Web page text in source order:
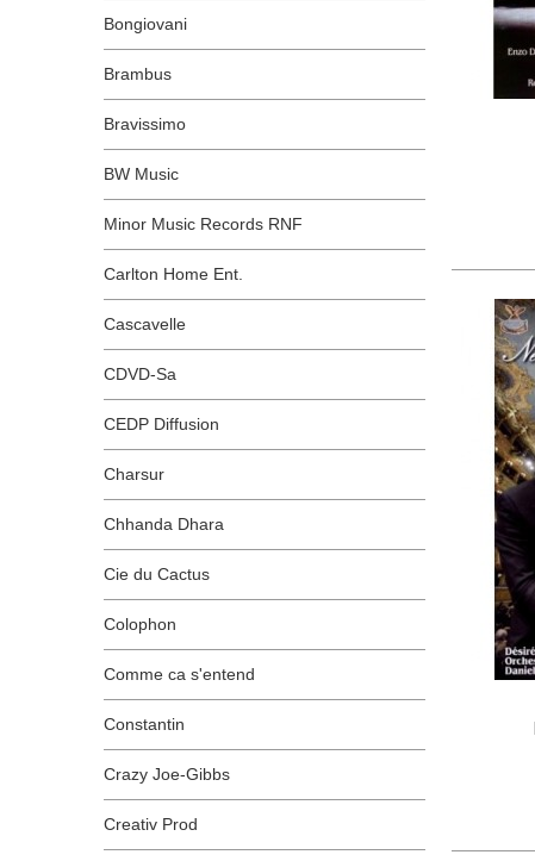
Bongiovani
Brambus
Bravissimo
BW Music
Minor Music Records RNF
Carlton Home Ent.
Cascavelle
CDVD-Sa
CEDP Diffusion
Charsur
Chhanda Dhara
Cie du Cactus
Colophon
Comme ca s'entend
Constantin
Crazy Joe-Gibbs
Creativ Prod